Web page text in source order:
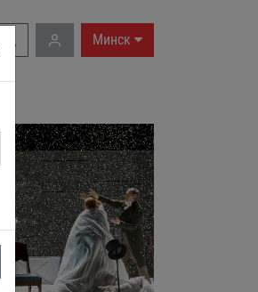
Минск